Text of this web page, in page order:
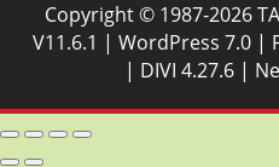
Copyright © 1987-2026
V11.6.1 | WordPress 7.0 |
| DIVI 4.27.6 |